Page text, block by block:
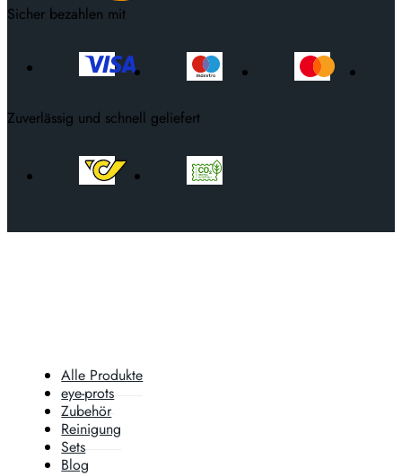
Sicher bezahlen mit
Zuverlässig und schnell geliefert
Alle Produkte
eye-prots
Zubehör
Reinigung
Sets
Blog